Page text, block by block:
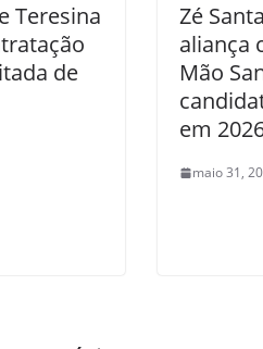
Teresina
de
Zé
aliança
Mão
em
maio 31,